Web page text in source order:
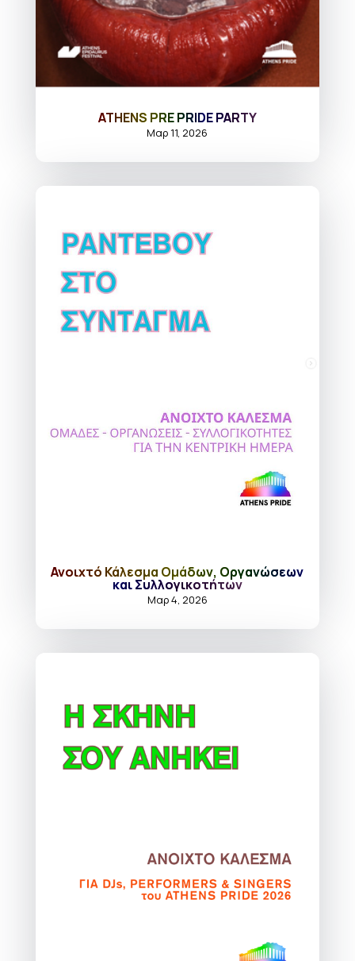
ATHENS PRE PRIDE PARTY
Μαρ 11, 2026
Ανοιχτό Κάλεσμα Ομάδων, Οργανώσεων
και Συλλογικοτήτων
Μαρ 4, 2026